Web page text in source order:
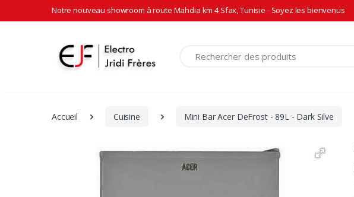
Notre nouveau showroom à route Mahdia km 4 Sfax, Tunisie - Soyez les bienvenus
Accueil Cuisine Mini Bar Acer DeFrost - 89L - Dark Silve